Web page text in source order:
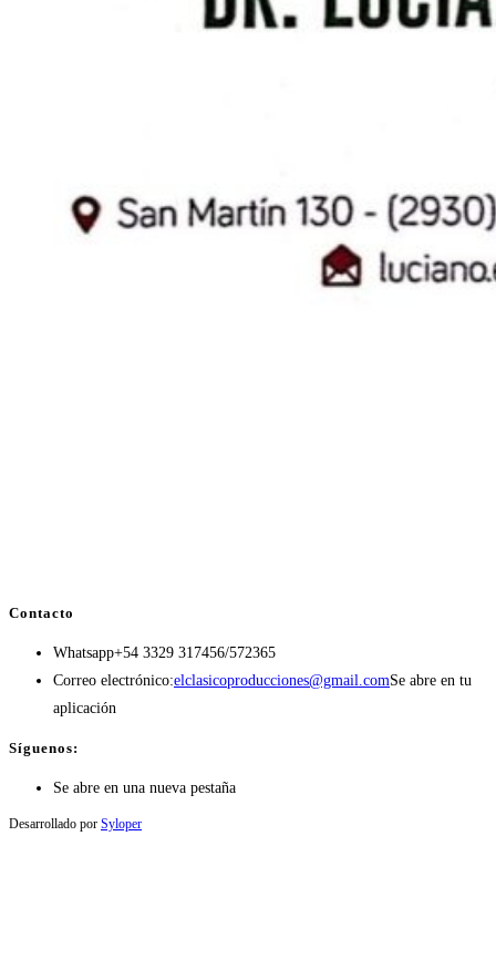
Contacto
Whatsapp+54 3329 317456/572365
Correo electrónico:elclasicoproducciones@gmail.comSe abre en tu
aplicación
Síguenos:
Se abre en una nueva pestaña
Desarrollado por Syloper